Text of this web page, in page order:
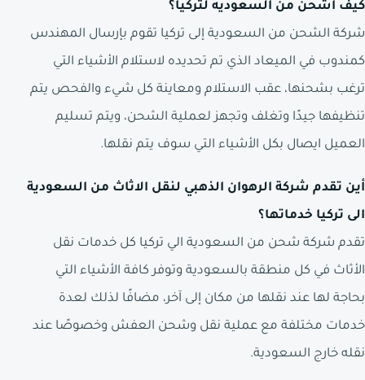
كيف اشحن من السعوديه لتركيا؟
شركة الشحن من السعودية إلى تركيا تقوم بإرسال المهندس
كمندوب في الميعاد الذي تم تحديده لاستلام الأشياء التي
ترغب بشحنها، عقب الاستلام ومعاينة كل شيء والفحص يتم
تنظيفها جيدًا وتغلف وتجهز لعملية الشحن، ويتم تسليم
العميل ايصال بكل الأشياء التي سوف يتم نقلها.
أين تقدم شركة الرهوان الذهبي لنقل الاثاث من السعودية
الى تركيا خدماتها؟
تقدم شركة شحن من السعودية الي تركيا كل خدمات نقل
الأثاث في كل منطقة بالسعودية وتوفر كافة الأشياء التي
بحاجة لها عند نقلها من مكان إلى آخر، مضافًا لذلك لعدة
خدمات مختلفة مع عملية نقل وشحن العفش وخصوصًا عند
نقله خارج السعودية.